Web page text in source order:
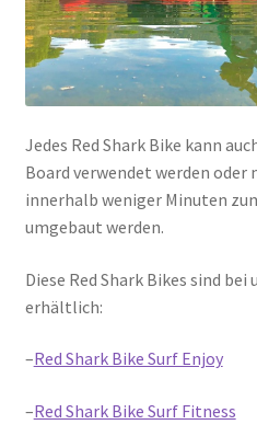
Jedes Red Shark Bike kann
Board verwendet werden oder
innerhalb weniger Minuten
umgebaut werden.
Diese Red Shark Bikes sind bei
erhältlich:
–Red Shark Bike Surf Enjoy
–Red Shark Bike Surf Fitness